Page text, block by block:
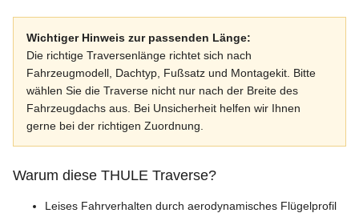
Wichtiger Hinweis zur passenden Länge:
Die richtige Traversenlänge richtet sich nach
Fahrzeugmodell, Dachtyp, Fußsatz und Montagekit. Bitte
wählen Sie die Traverse nicht nur nach der Breite des
Fahrzeugdachs aus. Bei Unsicherheit helfen wir Ihnen
gerne bei der richtigen Zuordnung.
Warum diese THULE Traverse?
Leises Fahrverhalten durch aerodynamisches Flügelprofil